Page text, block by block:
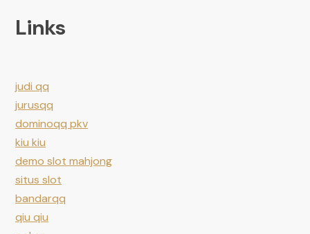
Links
judi qq
jurusqq
dominoqq pkv
kiu kiu
demo slot mahjong
situs slot
bandarqq
qiu qiu